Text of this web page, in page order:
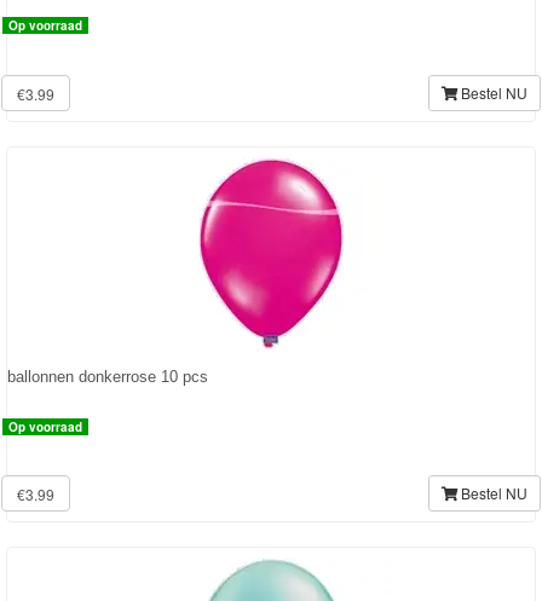
Transformers
Back
to
OP=OP!
Op voorraad
€3.99 Bestel NU
ballonnen donkerrose 10 pcs
Op voorraad
€3.99 Bestel NU